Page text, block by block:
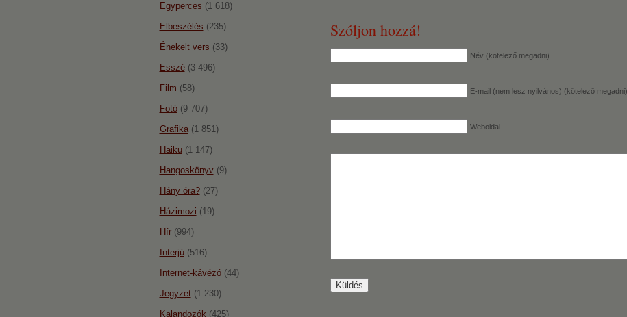
Szóljon hozzá!
Név (kötelező megadni)
E-mail (nem lesz nyilvános) (kötelező megadni)
Weboldal
Egyperces (1 618)
Elbeszélés (235)
Énekelt vers (33)
Esszé(3 496)
Film (58)
Fotó(9 707)
Grafika(1 851)
Haiku(1 147)
Hangoskönyv(9)
Hány óra?(27)
Házimozi (19)
Hír(994)
Interjú(516)
Internet-kávézó(44)
Jegyzet(1 230)
Kalandozók (425)